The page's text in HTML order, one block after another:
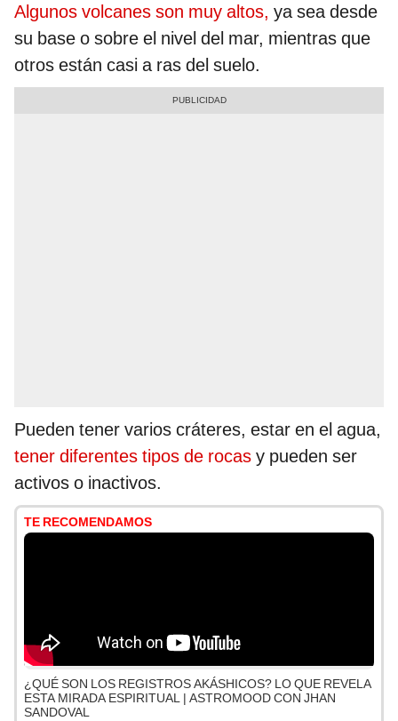
Algunos volcanes son muy altos, ya sea desde
su base o sobre el nivel del mar, mientras que
otros están casi a ras del suelo.
Pueden tener varios cráteres, estar en el agua,
tener diferentes tipos de rocas y pueden ser
activos o inactivos.
TE RECOMENDAMOS
¿QUÉ SON LOS REGISTROS AKÁSHICOS? LO QUE REVELA
ESTA MIRADA ESPIRITUAL | ASTROMOOD CON JHAN
SANDOVAL